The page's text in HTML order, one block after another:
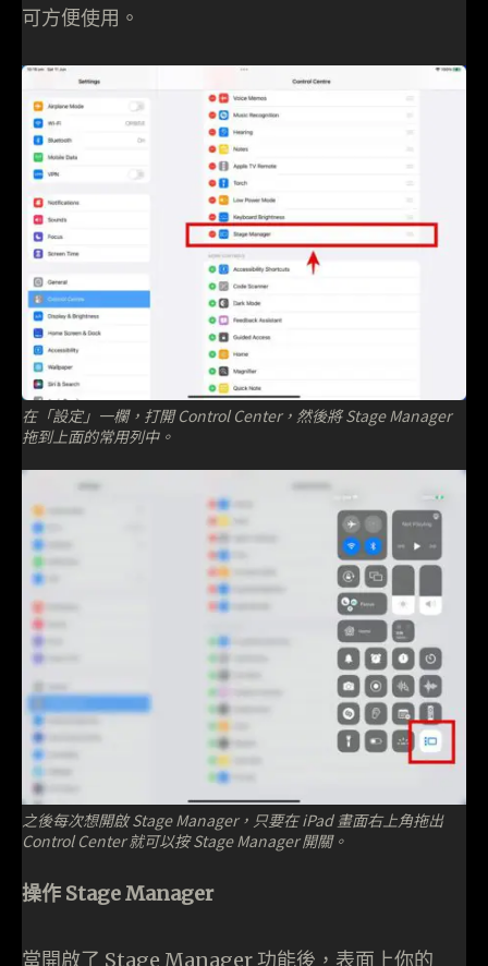
可方便使用。
在「設定」一欄，打開 Control Center，然後將 Stage Manager
拖到上面的常用列中。
之後每次想開啟 Stage Manager，只要在 iPad 畫面右上角拖出
Control Center 就可以按 Stage Manager 開關。
操作 Stage Manager
當開啟了 Stage Manager 功能後，表面上你的